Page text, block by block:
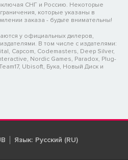
СНГ и Россию. Некоторые
которые указаны в
заказа - будьте внимательны!
у официальных дилеров,
В том числе с издателями:
Capcom, Codemasters, Deep Silver,
Nordic Games, Paradox, Plug-
Ubisoft, Бука, Новый Диск и
Язык: Русский (RU)